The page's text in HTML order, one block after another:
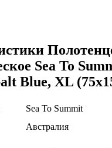
Sea To
Blue, XL
Sea To Summit
Австралия